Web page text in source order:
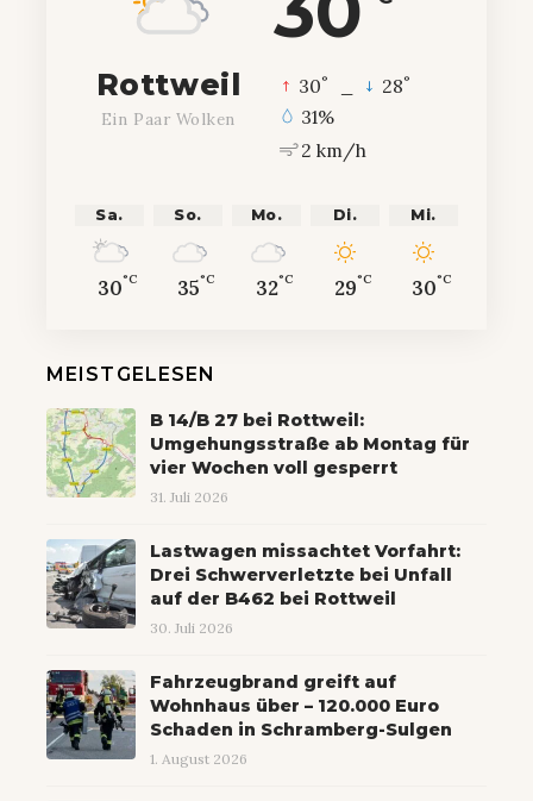
Rottweil
Ein Paar Wolken
30° 28°
31%
2 km/h
Sa.
30°C
So.
35°C
Mo.
32°C
Di.
29°C
Mi.
30°C
MEISTGELESEN
B 14/B 27 bei Rottweil:
Umgehungsstraße ab Montag für
vier Wochen voll gesperrt
31. Juli 2026
Lastwagen missachtet Vorfahrt:
Drei Schwerverletzte bei Unfall
auf der B462 bei Rottweil
30. Juli 2026
Fahrzeugbrand greift auf
Wohnhaus über – 120.000 Euro
Schaden in Schramberg-Sulgen
1. August 2026